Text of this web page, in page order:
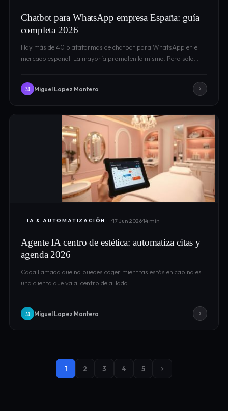
Chatbot para WhatsApp empresa España: guía
completa 2026
Hay más de 40 plataformas de chatbot para WhatsApp en el
mercado español. La mayoría prometen lo mismo. Pero solo…
M Miguel Lopez Montero
IA & AUTOMATIZACIÓN 17 Jun 202614 min
Agente IA centro de estética: automatiza citas y
agenda 2026
Cada llamada que no puedes coger mientras estás en cabina es
una clienta que va al centro de al lado.…
M Miguel Lopez Montero
1 2 3 4 5